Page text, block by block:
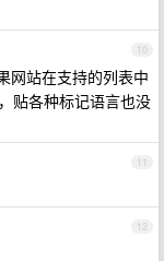
10
网站在支持的列表中
贴各种标记语言也没
11
12